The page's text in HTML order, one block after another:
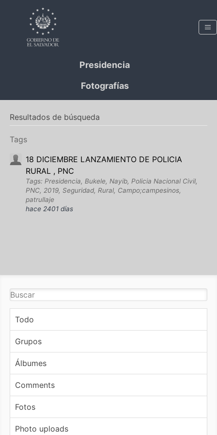
Presidencia
Fotografías
Resultados de búsqueda
Tags
18 DICIEMBRE LANZAMIENTO DE POLICIA
RURAL , PNC
Tags: Presidencia, Bukele, Nayib, Policia Nacional Civil,
PNC, 2019, Seguridad, Rural, Campo;campesinos,
patrullaje
hace 2401 días
Todo
Grupos
Álbumes
Comments
Fotos
Photo uploads